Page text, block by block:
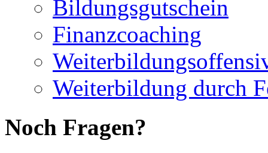
Bildungsgutschein
Finanzcoaching
Weiterbildung durch
Noch Fragen?